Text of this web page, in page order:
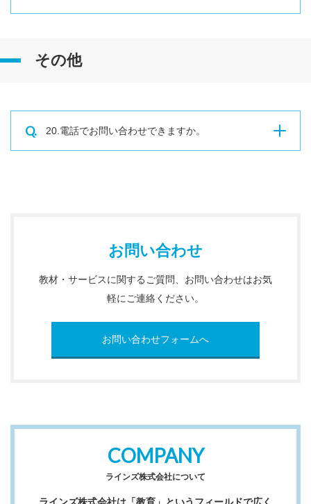
その他
Q. 20.電話でお問い合わせできますか。
お問い合わせ
教材・サービスに関するご質問、お問い合わせはお気
軽にご連絡ください。
お問い合わせフォームへ
COMPANY
ラインズ株式会社について